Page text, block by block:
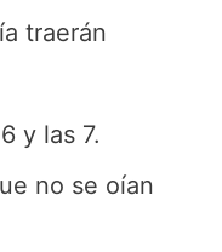
traerán
y las 7.
no se oían